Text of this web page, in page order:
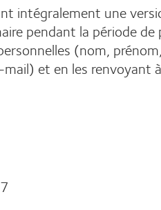
intégralement une
pendant la période
(nom,
mail) et en les renvoyant à